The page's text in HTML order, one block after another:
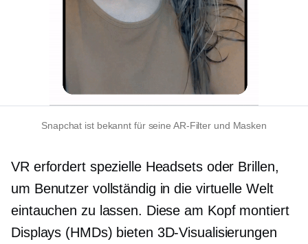
Snapchat ist bekannt für seine AR-Filter und Masken
VR erfordert spezielle Headsets oder Brillen,
um Benutzer vollständig in die virtuelle Welt
eintauchen zu lassen. Dieseam Kopf montiert
Displays (HMDs) bieten 3D-Visualisierungen